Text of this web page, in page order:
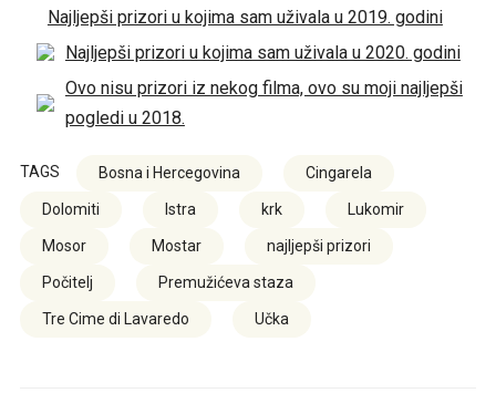
Najljepši prizori u kojima sam uživala u 2019. godini
Najljepši prizori u kojima sam uživala u 2020. godini
Ovo nisu prizori iz nekog filma, ovo su moji najljepši
pogledi u 2018.
TAGS Bosna i Hercegovina Cingarela
Dolomiti Istra krk Lukomir
Mosor Mostar najljepši prizori
Počitelj Premužićeva staza
Tre Cime di Lavaredo Učka